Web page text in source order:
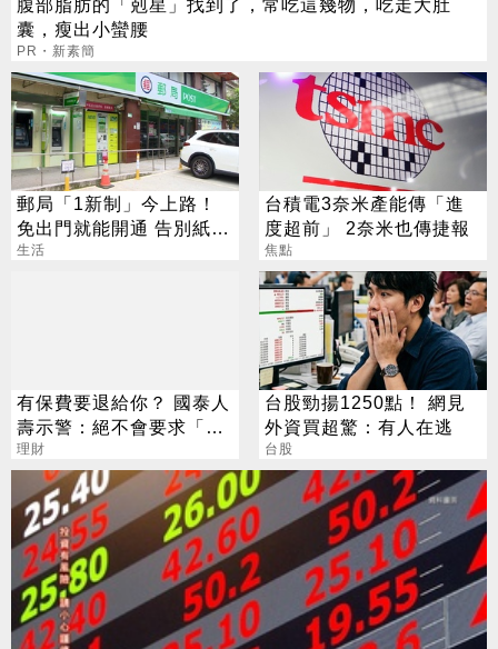
腹部脂肪的「剋星」找到了，常吃這幾物，吃走大肚
囊，瘦出小蠻腰
PR・新素簡
郵局「1新制」今上路！
免出門就能開通 告別紙本
不用跑臨櫃
生活
台積電3奈米產能傳「進
度超前」 2奈米也傳捷報
焦點
有保費要退給你？ 國泰人
壽示警：絕不會要求「這
2事」
理財
台股勁揚1250點！ 網見
外資買超驚：有人在逃
台股